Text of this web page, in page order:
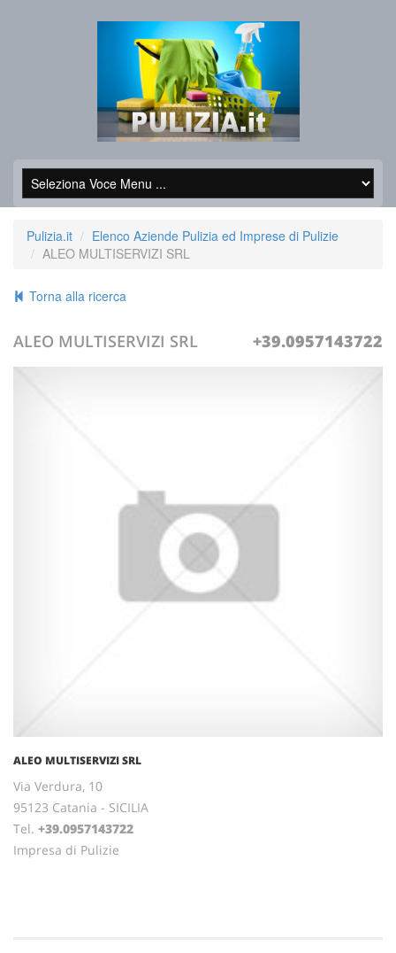
Pulizia.it
Elenco Aziende Pulizia ed Imprese di Pulizie
ALEO MULTISERVIZI SRL
Torna alla ricerca
ALEO MULTISERVIZI SRL +39.0957143722
ALEO MULTISERVIZI SRL
Via Verdura, 10
95123 Catania - SICILIA
Tel. +39.0957143722
Impresa di Pulizie